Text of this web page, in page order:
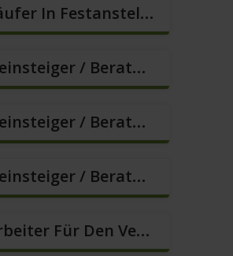
Verkäufer In Festanstellung – Top Gehalt (m/w/d)
Quereinsteiger / Berater Im Vertrieb In Festanstellung (m/w/d)
Quereinsteiger / Berater Im Vertrieb, Keine Zeitarbeit! (m/w/d)
Quereinsteiger / Berater Im Vertrieb – Ab Sofort (m/w/d)
Mitarbeiter Für Den Verkauf / Quereinsteiger (m/w/d)